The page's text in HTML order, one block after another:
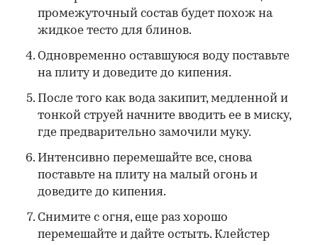
промежуточный состав будет похож на
жидкое тесто для блинов.
Одновременно оставшуюся воду поставьте
на плиту и доведите до кипения.
После того как вода закипит, медленной и
тонкой струей начните вводить ее в миску,
где предварительно замочили муку.
Интенсивно перемешайте все, снова
поставьте на плиту на малый огонь и
доведите до кипения.
Снимите с огня, еще раз хорошо
перемешайте и дайте остыть. Клейстер